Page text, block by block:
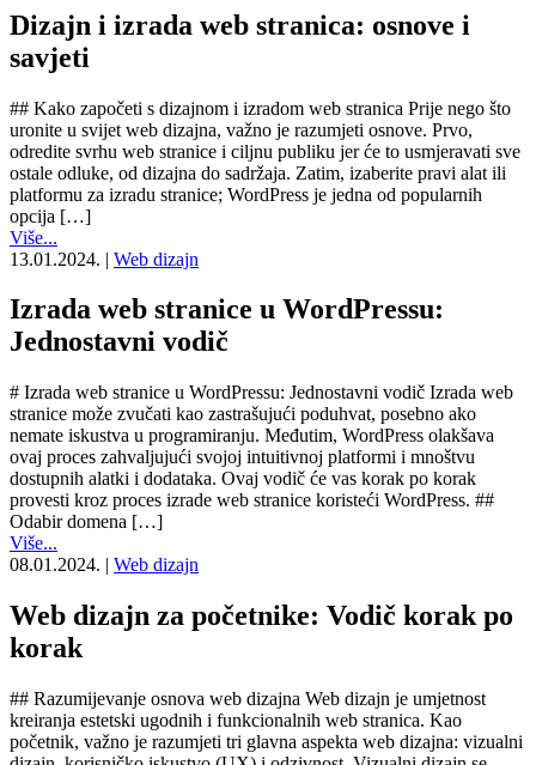
Dizajn i izrada web stranica: osnove i
savjeti
## Kako započeti s dizajnom i izradom web stranica Prije nego što
uronite u svijet web dizajna, važno je razumjeti osnove. Prvo,
odredite svrhu web stranice i ciljnu publiku jer će to usmjeravati sve
ostale odluke, od dizajna do sadržaja. Zatim, izaberite pravi alat ili
platformu za izradu stranice; WordPress je jedna od popularnih
opcija […]
Više...
13.01.2024. | Web dizajn
Izrada web stranice u WordPressu:
Jednostavni vodič
# Izrada web stranice u WordPressu: Jednostavni vodič Izrada web
stranice može zvučati kao zastrašujući poduhvat, posebno ako
nemate iskustva u programiranju. Međutim, WordPress olakšava
ovaj proces zahvaljujući svojoj intuitivnoj platformi i mnoštvu
dostupnih alatki i dodataka. Ovaj vodič će vas korak po korak
provesti kroz proces izrade web stranice koristeći WordPress. ##
Odabir domena […]
Više...
08.01.2024. | Web dizajn
Web dizajn za početnike: Vodič korak po
korak
## Razumijevanje osnova web dizajna Web dizajn je umjetnost
kreiranja estetski ugodnih i funkcionalnih web stranica. Kao
početnik, važno je razumjeti tri glavna aspekta web dizajna: vizualni